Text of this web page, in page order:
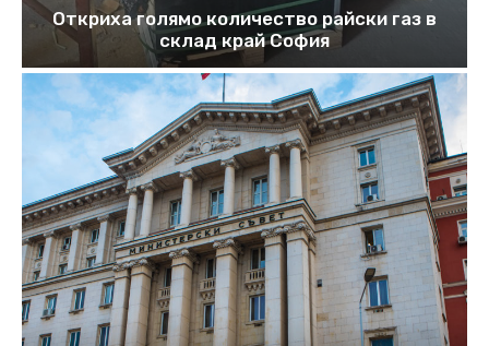
Откриха голямо количество райски газ в
склад край София